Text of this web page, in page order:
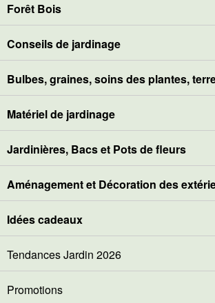
Forêt Bois
Conseils de jardinage
Bulbes, graines, soins des plantes,
Matériel de jardinage
Jardinières, Bacs et Pots de fleurs
Aménagement et Décoration des
Idées cadeaux
Tendances Jardin 2026
Promotions